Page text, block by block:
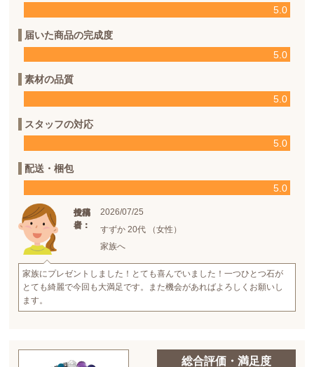
5.0
届いた商品の完成度
5.0
素材の品質
5.0
スタッフの対応
5.0
配送・梱包
5.0
投稿
日：
2026/07/25
投稿
者：
すずか 20代 （女性）
使用
者：
家族へ
家族にプレゼントしました！とても喜んでいました！一つひとつ石が
とても綺麗で今回も大満足です。また機会があればよろしくお願いし
ます。
総合評価・満足度